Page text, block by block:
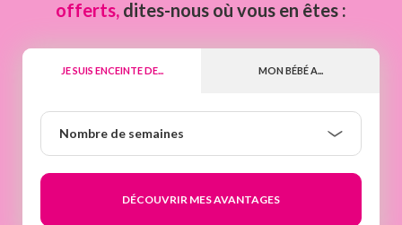
offerts, dites-nous où vous en êtes :
JE SUIS ENCEINTE DE... MON BÉBÉ A...
semaines
Nombre de semaines